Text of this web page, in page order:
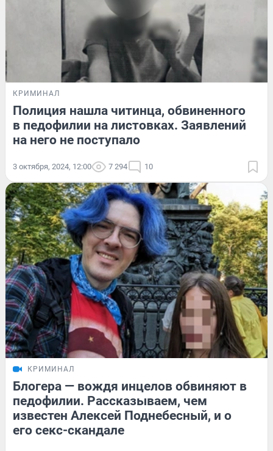
КРИМИНАЛ
Полиция нашла читинца, обвиненного
в педофилии на листовках. Заявлений
на него не поступало
3 октября, 2024, 12:00 7 294 10
КРИМИНАЛ
Блогера — вождя инцелов обвиняют в
педофилии. Рассказываем, чем
известен Алексей Поднебесный, и о
его секс-скандале